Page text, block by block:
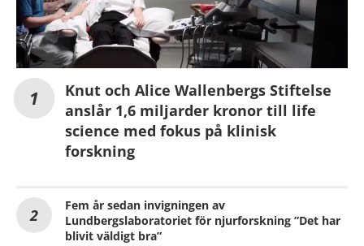
Knut och Alice Wallenbergs Stiftelse
anslår 1,6 miljarder kronor till life
science med fokus på klinisk
forskning
Fem år sedan invigningen av
Lundbergslaboratoriet för njurforskning ”Det har
blivit väldigt bra”